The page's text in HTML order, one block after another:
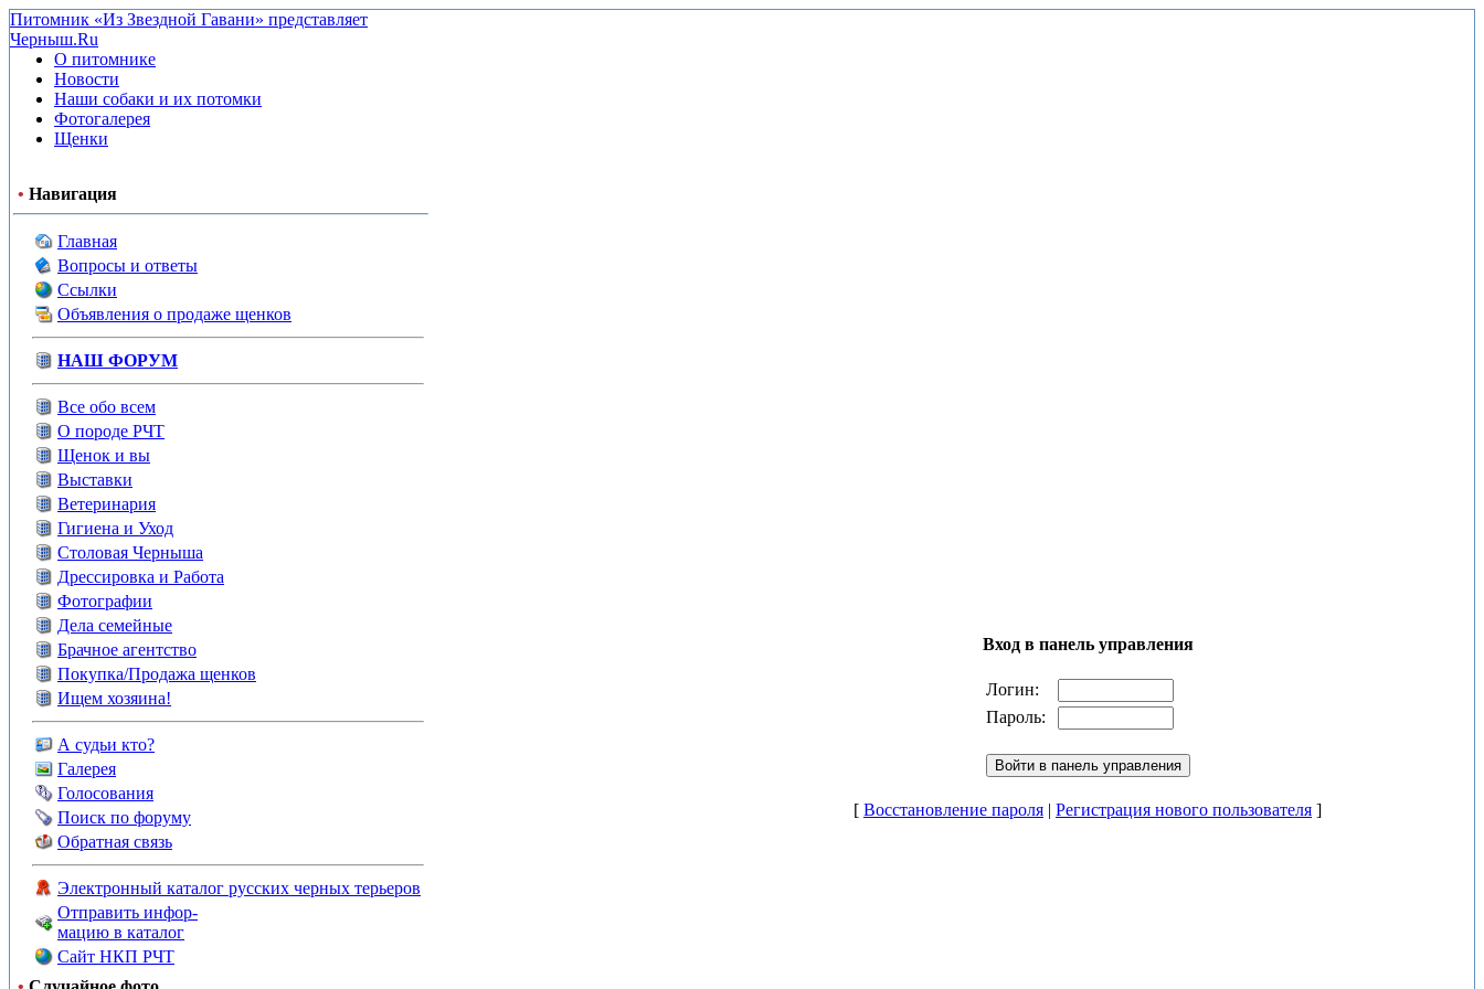
Питомник «Из Звездной Гавани» представляет
Черныш.Ru
О питомнике
Новости
Наши собаки и их потомки
Фотогалерея
Щенки
• Навигация
Главная
Вопросы и ответы
Ссылки
Объявления о продаже щенков
НАШ ФОРУМ
Все обо всем
О породе РЧТ
Щенок и вы
Выставки
Ветеринария
Гигиена и Уход
Столовая Черныша
Дрессировка и Работа
Фотографии
Дела семейные
Брачное агентство
Покупка/Продажа щенков
Ищем хозяина!
А судьи кто?
Галерея
Голосования
Поиск по форуму
Обратная связь
Электронный каталог русских черных терьеров
Отправить инфор-
мацию в каталог
Сайт НКП РЧТ
Вход в панель управления
Логин:
Пароль:
[ Восстановление пароля | Регистрация нового пользователя ]